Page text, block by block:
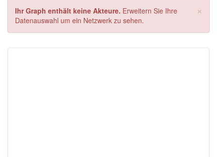
×
Ihr Graph enthält keine Akteure. Erweitern Sie Ihre
Datenauswahl um ein Netzwerk zu sehen.